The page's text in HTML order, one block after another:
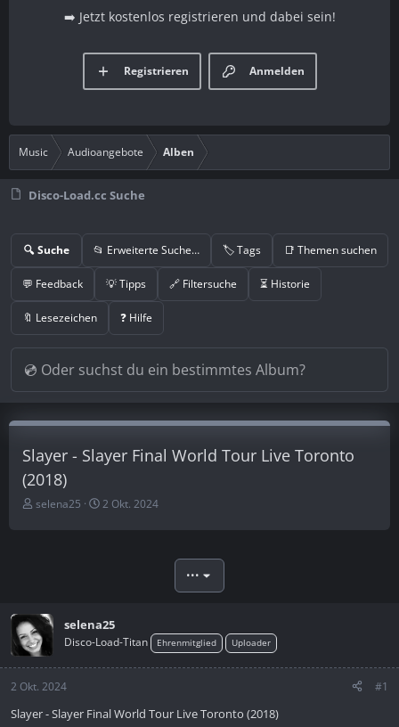
➡️ Jetzt kostenlos registrieren und dabei sein!
Anmelden
Registrieren
Music Audioangebote Alben
Disco-Load.cc Suche
🔍 Suche 📂 Erweiterte Suche… 🏷️ Tags 📑 Themen suchen
💬 Feedback 💡 Tipps 🔗 Filtersuche ⏳ Historie
🔖 Lesezeichen ❓ Hilfe
Slayer - Slayer Final World Tour Live Toronto
(2018)
E
e
r
selena25
E
a
m
2 Okt. 2024
•••
selena25
Disco-Load-Titan Ehrenmitglied Uploader
2 Okt. 2024 #1
Slayer - Slayer Final World Tour Live Toronto (2018)